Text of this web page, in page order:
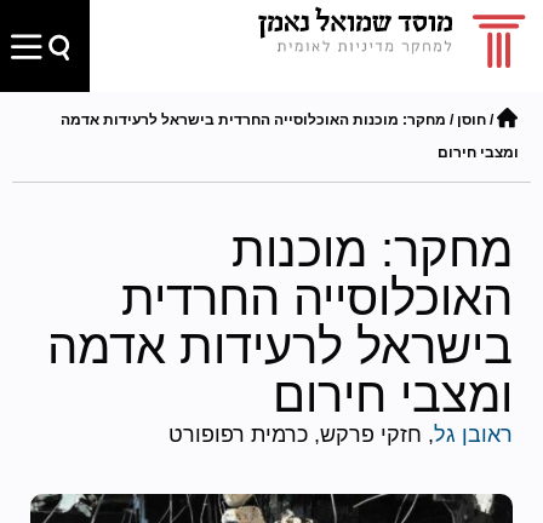
/ חוסן / מחקר: מוכנות האוכלוסייה החרדית בישראל לרעידות אדמה
ומצבי חירום
מחקר: מוכנות
האוכלוסייה החרדית
בישראל לרעידות אדמה
ומצבי חירום
ראובן גל, חזקי פרקש, כרמית רפופורט